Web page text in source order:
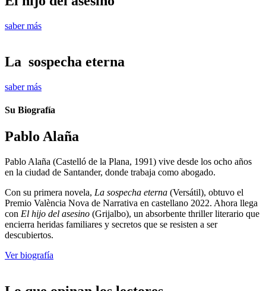
saber más
La sospecha eterna
saber más
Su Biografía
Pablo Alaña
Pablo Alaña (Castelló de la Plana, 1991) vive desde los ocho años
en la ciudad de Santander, donde trabaja como abogado.
Con su primera novela, La sospecha eterna (Versátil), obtuvo el
Premio València Nova de Narrativa en castellano 2022. Ahora llega
con El hijo del asesino (Grijalbo), un absorbente thriller literario que
encierra heridas familiares y secretos que se resisten a ser
descubiertos.
Ver biografía